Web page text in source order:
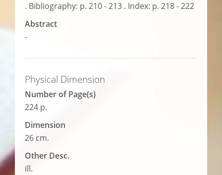
. Bibliography: p. 210 - 213 . Index: p. 218 - 222
Abstract
-
Physical Dimension
Number of Page(s)
224 p.
Dimension
26 cm.
Other Desc.
ill.